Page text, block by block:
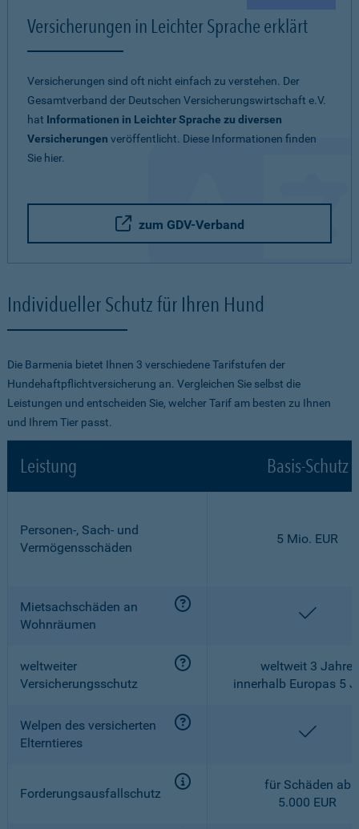
Versicherungen in Leichter Sprache erklärt
Versicherungen sind oft nicht einfach zu verstehen. Der
Gesamtverband der Deutschen Versicherungswirtschaft e.V.
hat Informationen in Leichter Sprache zu diversen
Versicherungen veröffentlicht. Diese Informationen finden
Sie hier.
zum GDV-Verband
Individueller Schutz für Ihren Hund
Die Barmenia bietet Ihnen 3 verschiedene Tarifstufen der
Hundehaftpflichtversicherung an. Vergleichen Sie selbst die
Leistungen und entscheiden Sie, welcher Tarif am besten zu Ihnen
und Ihrem Tier passt.
Leistung Basis-Schutz
Personen-, Sach- und
Vermögensschäden
5 Mio. EUR
Mietsachschäden an
Wohnräumen
weltweiter
Versicherungsschutz
weltweit 3 Jahre,
innerhalb Europas 5
Welpen des versicherten
Elterntieres
Forderungsausfallschutz
für Schäden ab
5.000 EUR